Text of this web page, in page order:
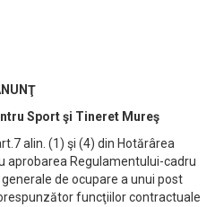
Sport şi Tineret Mureş
alin. (1) şi (4) din Hotărârea
aprobarea Regulamentului-cadru
de ocupare a unui post
funcţiilor contractuale